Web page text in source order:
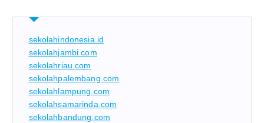
sekolahindonesia.id
sekolahjambi.com
sekolahriau.com
sekolahpalembang.com
sekolahlampung.com
sekolahsamarinda.com
sekolahbandung.com